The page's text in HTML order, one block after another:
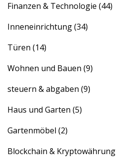
Finanzen & Technologie (44)
Inneneinrichtung(34)
Türen (14)
Wohnen und Bauen (9)
steuern & abgaben (9)
Haus und Garten (5)
Gartenmöbel (2)
Blockchain & Kryptowährung